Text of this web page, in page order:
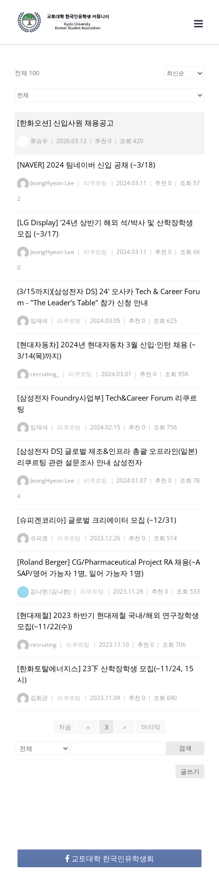
전체 100
[한화오션] 신입사원 채용공고
류승우 | 2026.03.12 | 추천 0 | 조회 420
[NAVER] 2024 팀네이버 신입 공채 (~3/18)
JeongHyeon Lee | 리쿠르팅 | 2024.03.11 | 추천 0 | 조회 57
2
[LG Display] '24년 상반기 해외 석/박사 및 산학장학생
모집 (~3/17)
JeongHyeon Lee | 리쿠르팅 | 2024.03.11 | 추천 0 | 조회 66
0
(3/15까지)[삼성전자 DS] 24' 오사카 Tech & Career Foru
m - "The Leader's Table" 참가 신청 안내
임재석 | 리쿠르팅 | 2024.03.05 | 추천 0 | 조회 625
[현대자동차] 2024년 현대자동차 3월 신입∙인턴 채용 (~
3/14(목)까지)
recruiting_ | 리쿠르팅 | 2024.03.01 | 추천 0 | 조회 958
[삼성전자 Foundry사업부] Tech&Career Forum 리쿠르
팅
임재석 | 리쿠르팅 | 2024.02.15 | 추천 0 | 조회 756
[삼성전자 DS] 글로벌 제조&인프라 총괄 오프라인(일본)
리쿠르팅 관련 설문조사 안내 삼성전자
JeongHyeon Lee | 리쿠르팅 | 2024.01.07 | 추천 0 | 조회 76
4
[슈피겐코리아] 글로벌 크리에이터 모집 (~12/31)
슈피겐 | 리쿠르팅 | 2023.12.26 | 추천 0 | 조회 514
[Roland Berger] CG/Pharmaceutical Project RA 채용(~A
SAP/영어 가능자 1명, 일어 가능자 1명)
김나현 (김나현) | 리쿠르팅 | 2023.11.28 | 추천 0 | 조회 533
[현대제철] 2023 하반기 현대제철 국내/해외 연구장학생
모집(~11/22(수))
recruiting | 리쿠르팅 | 2023.11.10 | 추천 0 | 조회 706
[한화토탈에너지스] 23下 산학장학생 모집(~11/24, 15
시)
김희균 | 리쿠르팅 | 2023.11.09 | 추천 0 | 조회 690
처음 « 3 » 마지막
검색
글쓰기
교토대학 한국인유학생회